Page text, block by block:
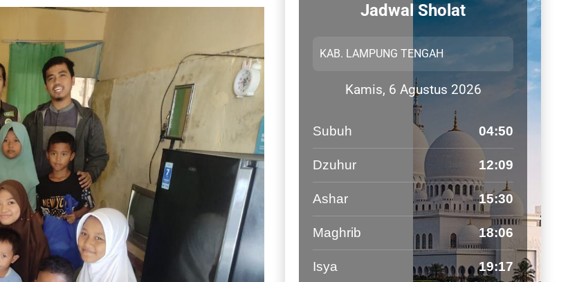
Jadwal Sholat
Kamis, 6 Agustus 2026
Subuh 04:50
Dzuhur 12:09
Ashar 15:30
Maghrib 18:06
Isya 19:17